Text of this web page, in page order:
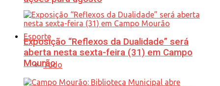
Esporte
Tudo
Exposição “Reflexos da Dualidade” será
aberta nesta sexta-feira (31) em Campo
Mourão